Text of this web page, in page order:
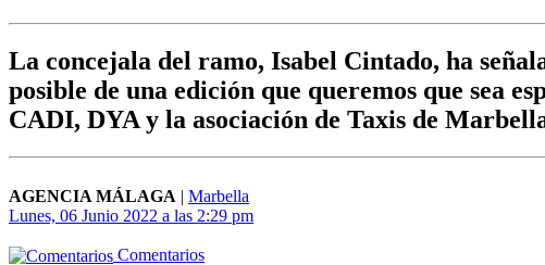
La concejala del ramo, Isabel Cintado, ha
posible de una edición que queremos que sea
CADI, DYA y la asociación de Taxis de
AGENCIA MÁLAGA | Marbella
Lunes, 06 Junio 2022 a las 2:29 pm
Comentarios